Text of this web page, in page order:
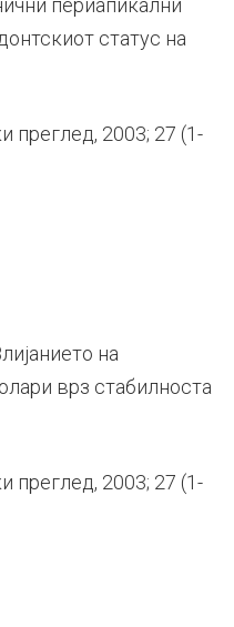
периапикални
статус на
преглед, 2003; 27 (1-
на
врз стабилноста
преглед, 2003; 27 (1-